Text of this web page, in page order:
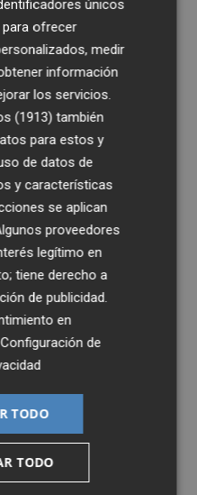
únicos
para ofrecer
medir
información
los servicios.
(1913) también
para estos y
de datos de
y características
se aplican
proveedores
legítimo en
tiene derecho a
de publicidad
en
Configuración de
TODO
TODO